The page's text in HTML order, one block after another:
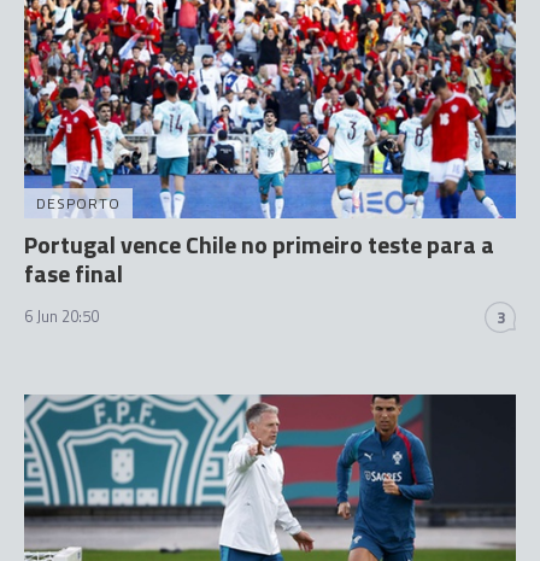
DESPORTO
Portugal vence Chile no primeiro teste para a
fase final
6 Jun 20:50 3